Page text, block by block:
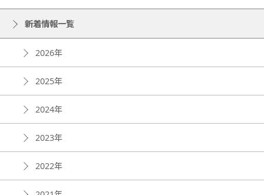
新着情報一覧
2026年
2025年
2024年
2023年
2022年